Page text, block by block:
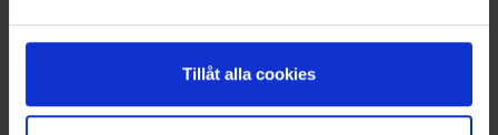
Tillåt alla cookies